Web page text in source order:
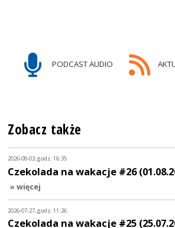
PODCAST AUDIO
Zobacz także
2026-08-03, godz. 16:35
Czekolada na wakacje #26
» więcej
2026-07-27, godz. 11:26
Czekolada na wakacje #25